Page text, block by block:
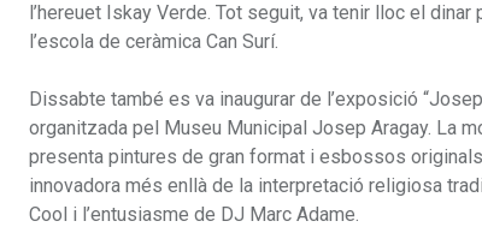
l’hereuet Iskay Verde. Tot seguit, va tenir lloc el
l’escola de ceràmica Can Surí.
Dissabte també es va inaugurar de l’exposició
organitzada pel Museu Municipal Josep Aragay. La
presenta pintures de gran format i esbossos
innovadora més enllà de la interpretació religiosa
Cool i l’entusiasme de DJ Marc Adame.